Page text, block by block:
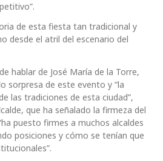
de esta fiesta tan tradicional y
desde el atril del escenario del
hablar de José María de la Torre,
sorpresa de este evento y “la
las tradiciones de esta ciudad”,
que ha señalado la firmeza del
puesto firmes a muchos alcaldes
posiciones y cómo se tenían que